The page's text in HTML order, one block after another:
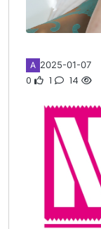
A 2025-01-07
0 1 14